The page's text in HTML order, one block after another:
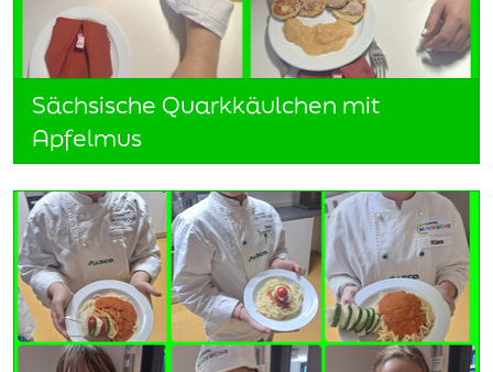
Sächsische Quarkkäulchen mit
Apfelmus